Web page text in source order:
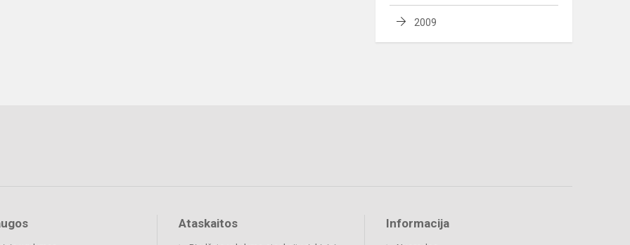
2009
Ataskaitos Informacija